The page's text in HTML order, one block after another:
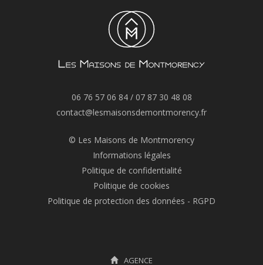
06 76 57 06 84/ 07 87 30 48 08
contact@lesmaisonsdemontmorency.fr
© Les Maisons de Montmorency
Informations légales
Politique de confidentialité
Politique de cookies
Politique de protection des données - RGPD
AGENCE